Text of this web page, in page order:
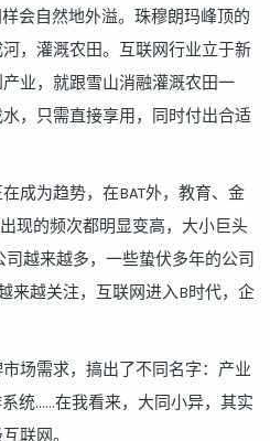
会自然地外溢。珠穆朗玛峰顶的
，灌溉农田。互联网行业立于新
业，就跟雪山消融灌溉农田一
，只需直接享用，同时付出合适
成为趋势，在BAT外，教育、金
现的频次都明显变高，大小巨头
越来越多，一些蛰伏多年的公司
来越关注，互联网进入B时代，企
场需求，搞出了不同名字：产业
统……在我看来，大同小异，其实
联网。